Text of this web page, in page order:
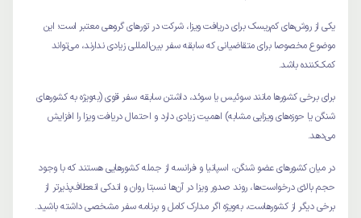
یکی از روش‌های کم‌ریسک برای دریافت ویزا، شرکت در تورهای گروهی معتبر است؛ این
موضوع مخصوصا برای متقاضیانی که سابقه سفر بین‌المللی زیادی ندارند، می‌تواند
کمک‌کننده باشد.
برای برخی کشورها مانند سوئیس یا سوئد، داشتن سابقه سفر قوی (به‌ویژه به کشورهای
شنگن یا حوزه‌های ویزایی مشابه) اهمیت زیادی دارد و احتمال دریافت ویزا را افزایش
می‌دهد.
در میان کشورهای عضو شنگن، اسپانیا و فرانسه از جمله کشورهایی هستند که با وجود
حجم بالای درخواست‌ها، روند صدور ویزا در آن‌ها نسبتا روان و اندکی انعطاف‌پذیرتر از
برخی دیگر از کشورهاست، به‌ویژه اگر مدارک کامل و برنامه سفر مشخصی داشته باشید.